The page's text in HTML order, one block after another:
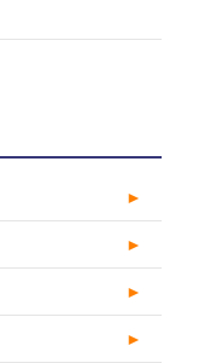
►
►
►
►